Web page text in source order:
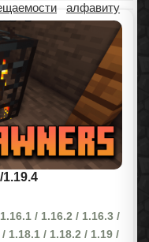
алфавиту
/ 1.16.2 / 1.16.3 /
1.18.1 / 1.18.2 / 1.19 /